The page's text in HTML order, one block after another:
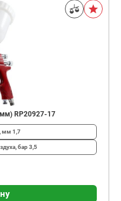
RP20927-17
мм 1,7
бар3,5